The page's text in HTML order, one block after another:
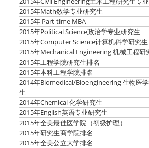
2015年Math数学专业研究生
2015年 Part-time MBA
2015年Political Science政治学专业研究生
2015年Computer Science计算机科学研究生
2015年Mechanical Engineering 机械工程研
2015年工程学院研究生排名
2015年本科工程学院排名
2014年Biomedical/Bioengineering 生物医
生
2014年Chemical 化学研究生
2015年English英语专业研究生
2015年全美最佳医学院（初级护理）
2015年研究生商学院排名
2015年全美公立大学排名